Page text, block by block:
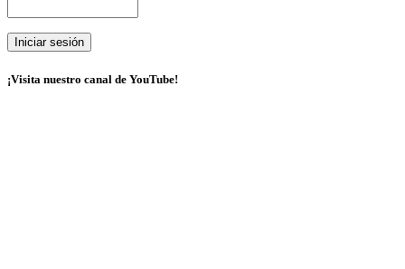
¡Visita nuestro canal de YouTube!